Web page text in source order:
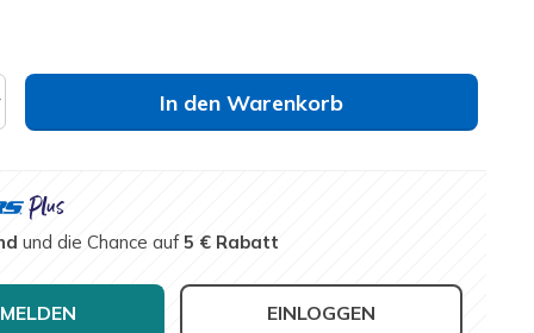
In den Warenkorb
und die Chance auf5 € Rabatt
EINLOGGEN